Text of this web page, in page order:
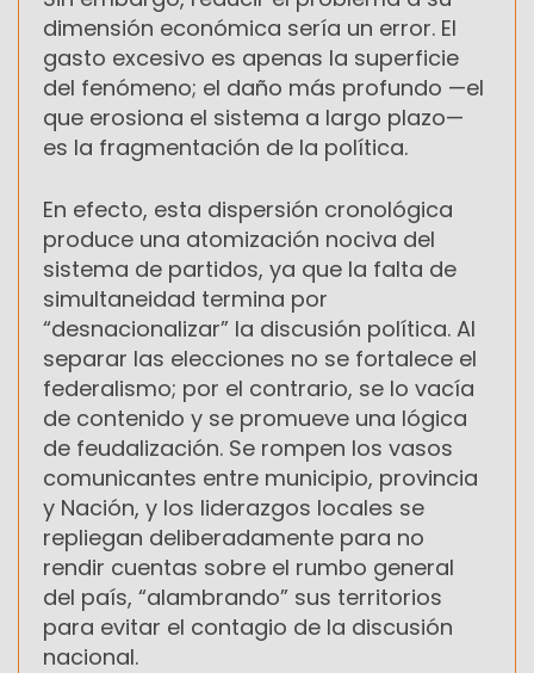
dimensión económica sería un error. El
gasto excesivo es apenas la superficie
del fenómeno; el daño más profundo —el
que erosiona el sistema a largo plazo—
es la fragmentación de la política.
En efecto, esta dispersión cronológica
produce una atomización nociva del
sistema de partidos, ya que la falta de
simultaneidad termina por
“desnacionalizar” la discusión política. Al
separar las elecciones no se fortalece el
federalismo; por el contrario, se lo vacía
de contenido y se promueve una lógica
de feudalización. Se rompen los vasos
comunicantes entre municipio, provincia
y Nación, y los liderazgos locales se
repliegan deliberadamente para no
rendir cuentas sobre el rumbo general
del país, “alambrando” sus territorios
para evitar el contagio de la discusión
nacional.